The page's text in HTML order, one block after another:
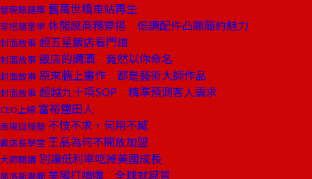
發現酷建築 舊萬世橋車站再生
穿搭隨堂學 休閒感商務穿搭 低調配件凸顯簡約魅力
封面故事 超五星飯店看門道
封面故事 飯店的調酒 竟然以你命名
封面故事 原來牆上畫作 都是藝術大師作品
封面故事 超越九十項SOP 精準預測客人需求
CEO上線 富裕鹽田人
商場自慢塾 不忮不求，何用不臧
戴店長學堂 王品為何不開放加盟
大師開講 別讓低利率吃掉美國成長
葛洛斯專欄 美國打噴嚏 全球就感冒